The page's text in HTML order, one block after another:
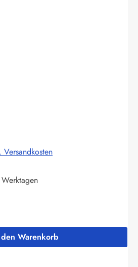
Gib den gewünschten
Warenkorb